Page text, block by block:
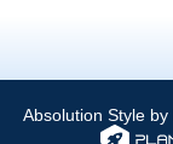
Absolution Style by